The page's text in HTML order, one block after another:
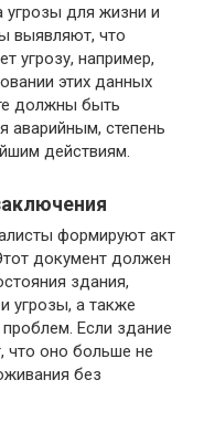
угрозы для жизни и
выявляют, что
угрозу, например,
этих данных
должны быть
аварийным, степень
действиям.
формируют акт
документ должен
здания,
угрозы, а также
Если здание
что оно больше не
без